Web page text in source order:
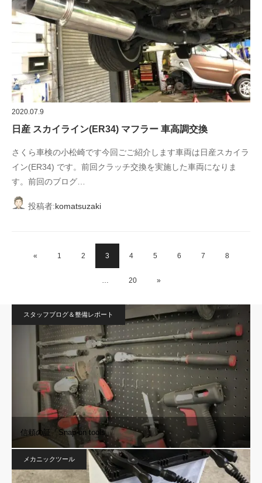
2020.07.9
日産 スカイライン(ER34) マフラー 車高調交換
さくら車検の小松崎です今回ごご紹介します車両は日産スカイラ
イン(ER34) です。前回クラッチ交換を実施した車両になりま
す。前回のブログ…
投稿者:komatsuzaki
« 1 2 3 4 5 6 7 8
… 20 »
スタッフブログ＆整備レポート
信頼の証「Snap-on tools」
メカニックツール